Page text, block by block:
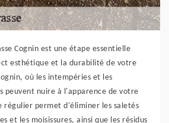
Cognin est une étape essentielle
esthétique et la durabilité de votre
où les intempéries et les
peuvent nuire à l'apparence de votre
régulier permet d'éliminer les saletés
et les moisissures, ainsi que les résidus